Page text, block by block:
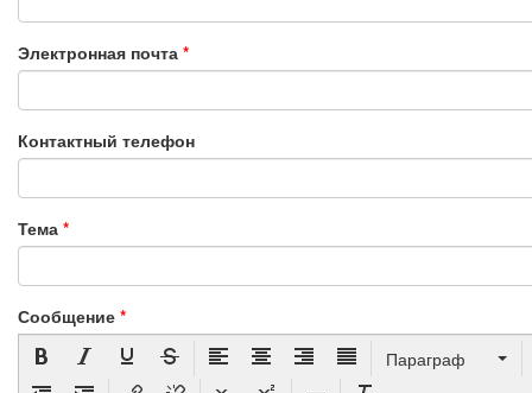
Электронная почта *
Контактный телефон
Тема *
Сообщение *
Параграф